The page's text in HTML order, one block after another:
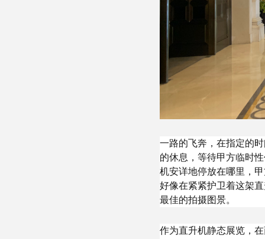
一路的飞奔，在指定的
的休息，等待甲方临时
机安详地停放在哪里，
好像在紧紧护卫着这架
最佳的拍摄图景。
作为直升机静态展览，